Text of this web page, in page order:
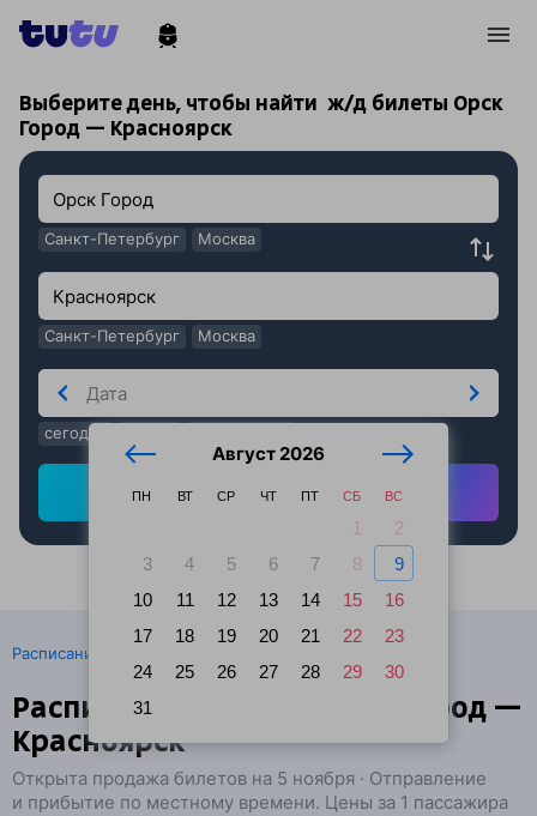
Выберите день, чтобы найти ж/д билеты Орск
Город — Красноярск
Санкт-Петербург Москва
Санкт-Петербург Москва
Август 2026
ПН ВТ СР ЧТ ПТ СБ ВС
1
2
3
4 5 6 7 8
9
10
11 12 13 14 15
16
17
18 19 20 21 22
23
24
25 26 27 28 29
30
31
сегодня
Найти ж/д билеты
Расписание поездов
Расписание поездов Орск Город —
Красноярск
Открыта продажа билетов на 5 ноября · Отправление
и прибытие по местному времени. Цены за 1 пассажира